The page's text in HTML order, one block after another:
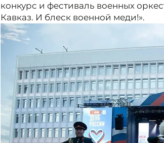
конкурс и фестиваль военных
Кавказ. И блеск военной меди!».